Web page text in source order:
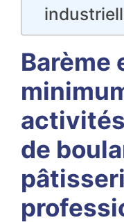
Barème
de